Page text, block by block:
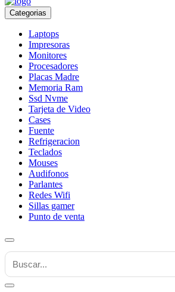
Categorias
Laptops
Impresoras
Monitores
Procesadores
Placas Madre
Memoria Ram
Ssd Nvme
Tarjeta de Video
Cases
Fuente
Refrigeracion
Teclados
Mouses
Audifonos
Parlantes
Redes Wifi
Sillas gamer
Punto de venta